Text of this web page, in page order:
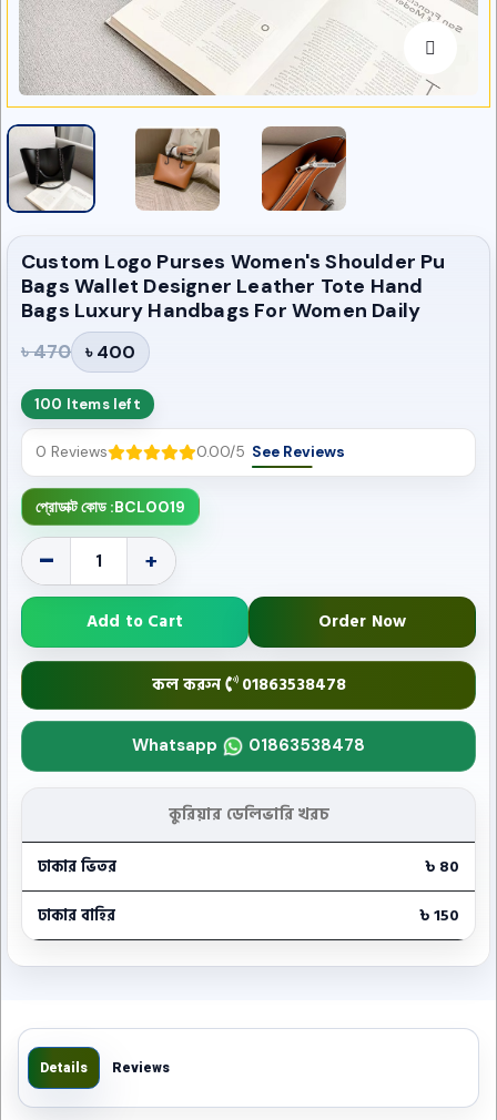
Custom Logo Purses Women's Shoulder Pu
Bags Wallet Designer Leather Tote Hand
Bags Luxury Handbags For Women Daily
৳ 470 ৳ 400
100 Items left
0 Reviews 0.00/5 See Reviews
প্রোডাক্ট কোড :BCL0019
- +
Add to Cart Order Now
কল করুন 01863538478
Whatsapp 01863538478
কুরিয়ার ডেলিভারি খরচ
ঢাকার ভিতর
৳ 80
ঢাকার বাহির
৳ 150
Details Reviews